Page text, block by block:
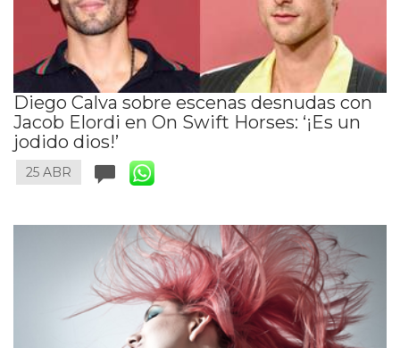
Diego Calva sobre escenas desnudas con
Jacob Elordi en On Swift Horses: ‘¡Es un
jodido dios!’
25 ABR